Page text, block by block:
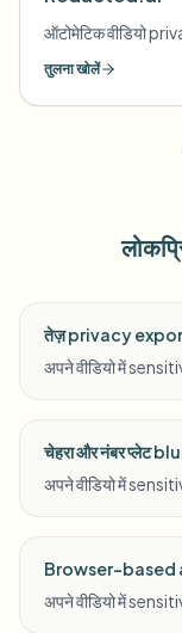
ऑटोमेटिक वीडियो
तुलना खोलें
तेज़ privacy
अपने वीडियो में
चेहरा और नंबर प्लेट
अपने वीडियो में
Browser-based
अपने वीडियो में